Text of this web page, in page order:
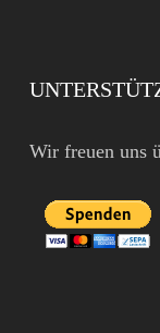
Wir freuen uns